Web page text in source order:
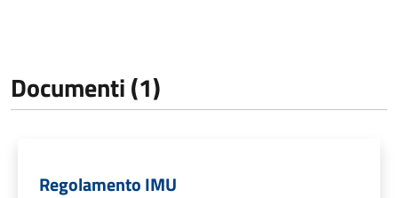
Documenti (1)
Regolamento IMU